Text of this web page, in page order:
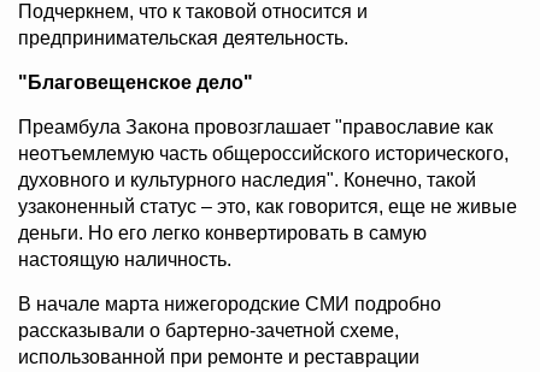
Подчеркнем, что к таковой относится и
предпринимательская деятельность.
"Благовещенское дело"
Преамбула Закона провозглашает "православие как
неотъемлемую часть общероссийского исторического,
духовного и культурного наследия". Конечно, такой
узаконенный статус – это, как говорится, еще не живые
деньги. Но его легко конвертировать в самую
настоящую наличность.
В начале марта нижегородские СМИ подробно
рассказывали о бартерно-зачетной схеме,
использованной при ремонте и реставрации